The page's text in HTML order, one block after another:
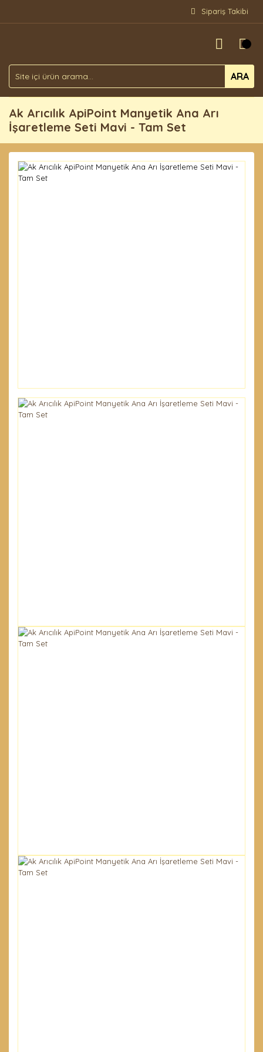
Sipariş Takibi
ARA
Ak Arıcılık ApiPoint Manyetik Ana Arı
İşaretleme Seti Mavi - Tam Set